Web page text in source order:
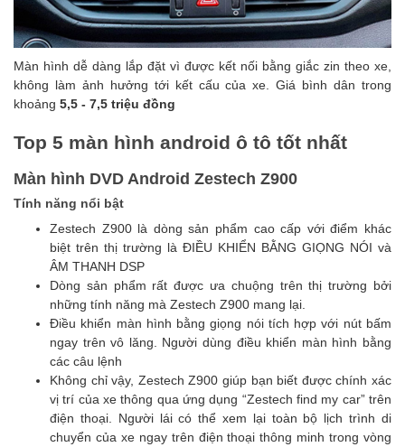
Màn hình dễ dàng lắp đặt vì được kết nối bằng giắc zin theo xe,
không làm ảnh hưởng tới kết cấu của xe.Giá bình dân trong
khoảng 5,5 - 7,5 triệu đồng
Top 5 màn hình android ô tô tốt nhất
Màn hình DVD Android Zestech Z900
Tính năng nổi bật
Zestech Z900 là dòng sản phẩm cao cấp với điểm khác
biệt trên thị trường là ĐIỀU KHIỂN BẰNG GIỌNG NÓI và
ÂM THANH DSP
Dòng sản phẩm rất được ưa chuộng trên thị trường bởi
những tính năng mà Zestech Z900 mang lại.
Điều khiển màn hình bằng giọng nói tích hợp với nút bấm
ngay trên vô lăng. Người dùng điều khiển màn hình bằng
các câu lệnh
Không chỉ vậy, Zestech Z900 giúp bạn biết được chính xác
vị trí của xe thông qua ứng dụng “Zestech find my car” trên
điện thoại. Người lái có thể xem lại toàn bộ lịch trình di
chuyển của xe ngay trên điện thoại thông minh trong vòng